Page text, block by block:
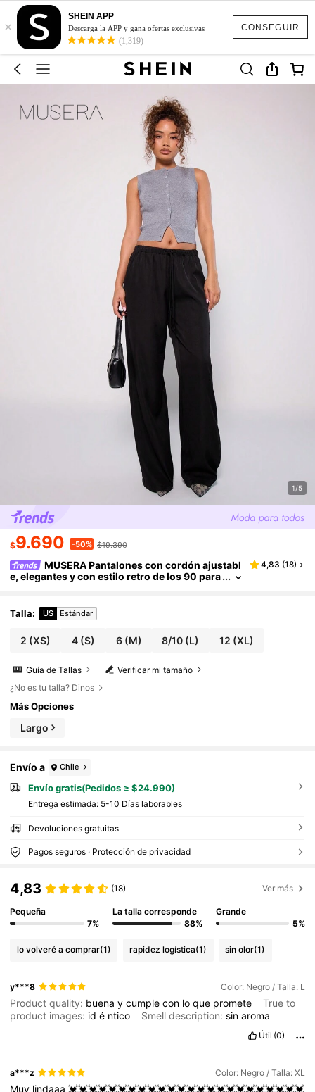
CONSEGUIR
×
SHEIN APP
Descarga la APP y gana ofertas exclusivas
(1,319)
1/5
$9.690 -50% $19.390
MUSERA Pantalones con cordón ajustabl
e, elegantes y con estilo retro de los 90 para
4,83 (18)
Talla: US Estándar
2 (XS) 4(S) 6(M) 8/10 (L) 12 (XL)
Verificar mi tamaño
Guía de Tallas
¿No es tu talla? Dinos
Más Opciones
Largo
Envío a Chile
Envío gratis(Pedidos ≥ $24.990)
Entrega estimada: 5-10 Días laborables
Devoluciones gratuitas
Pagos seguros · Protección de privacidad
4,83 (18) Ver más
Pequeña
7%
La talla corresponde
88%
Grande
5%
lo volveré a comprar(1) rapidez logística(1) sin olor(1)
y***8 Color: Negro / Talla: L
Product quality: buenaycumplecon loque promete
True to
product images: idé ntico Smell description:sinaroma
Útil (0)
a***z Color: Negro / Talla: XL
Muy lindaaa💓💓💓💓💓💓💓💓💓💓💓💓💓💓💓💓💓💓💓💓💓💓💓💓